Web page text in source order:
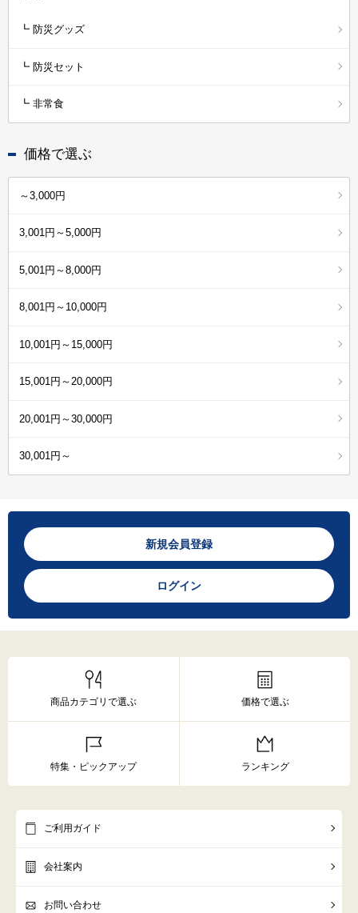
┗ 防災グッズ
┗ 防災セット
┗ 非常食
価格で選ぶ
～3,000円
3,001円～5,000円
5,001円～8,000円
8,001円～10,000円
10,001円～15,000円
15,001円～20,000円
20,001円～30,000円
30,001円～
新規会員登録
ログイン
商品カテゴリで選ぶ 価格で選ぶ
特集・ピックアップ ランキング
ご利用ガイド
会社案内
お問い合わせ